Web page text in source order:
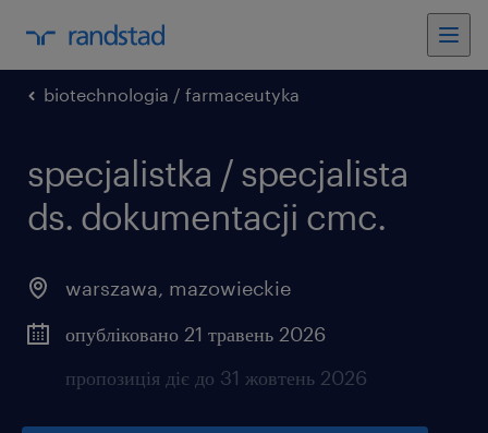
biotechnologia / farmaceutyka
specjalistka / specjalista
ds. dokumentacji cmc.
warszawa, mazowieckie
опубліковано 21 травень 2026
пропозиція діє до 31 жовтень 2026